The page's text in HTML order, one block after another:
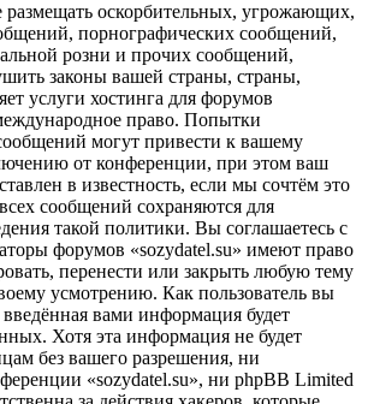
размещать оскорбительных, угрожающих,
порнографических сообщений,
розни и прочих сообщений,
законы вашей страны, страны,
услуги хостинга для форумов
право. Попытки
могут привести к вашему
от конференции, при этом ваш
в известность, если мы сочтём это
сообщений сохраняются для
такой политики. Вы соглашаетесь с
форумов «sozydatel.su» имеют право
перенести или закрыть любую тему
усмотрению. Как пользователь вы
вами информация будет
Хотя эта информация не будет
без вашего разрешения, ни
«sozydatel.su», ни phpBB Limited